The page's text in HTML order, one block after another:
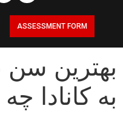
ASSESSMENT FORM
بهترین
به کانادا